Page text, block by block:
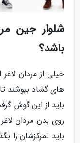
شلوار جین
باشد؟
خیلی از مردان
های گشاد بپوشند
باید از این گوش
روی بدن مردان
باید تمرکزشان را